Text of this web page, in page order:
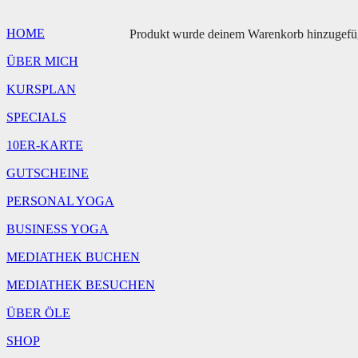
Produkt wurde deinem Warenkorb
Menge
HOME
ÜBER MICH
KURSPLAN
SPECIALS
10ER-KARTE
GUTSCHEINE
PERSONAL YOGA
BUSINESS YOGA
MEDIATHEK BUCHEN
MEDIATHEK BESUCHEN
ÜBER ÖLE
SHOP